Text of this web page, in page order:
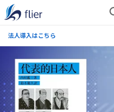
法人導入はこちら